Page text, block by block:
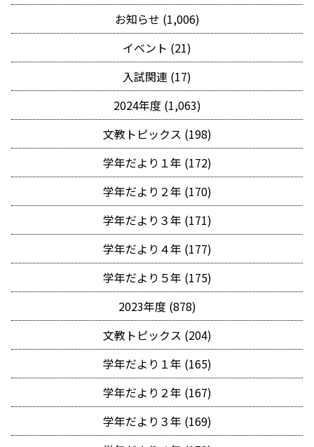
お知らせ (1,006)
イベント (21)
入試関連 (17)
2024年度 (1,063)
文教トピックス (198)
学年だより１年 (172)
学年だより２年 (170)
学年だより３年 (171)
学年だより４年 (177)
学年だより５年 (175)
2023年度 (878)
文教トピックス (204)
学年だより１年 (165)
学年だより２年 (167)
学年だより３年 (169)